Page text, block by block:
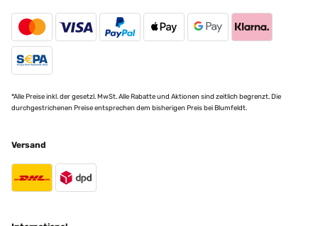
*Alle Preise inkl. der gesetzl. MwSt. Alle Rabatte und Aktionen sind zeitlich begrenzt. Die
durchgestrichenen Preise entsprechen dem bisherigen Preis bei Blumfeldt.
Versand